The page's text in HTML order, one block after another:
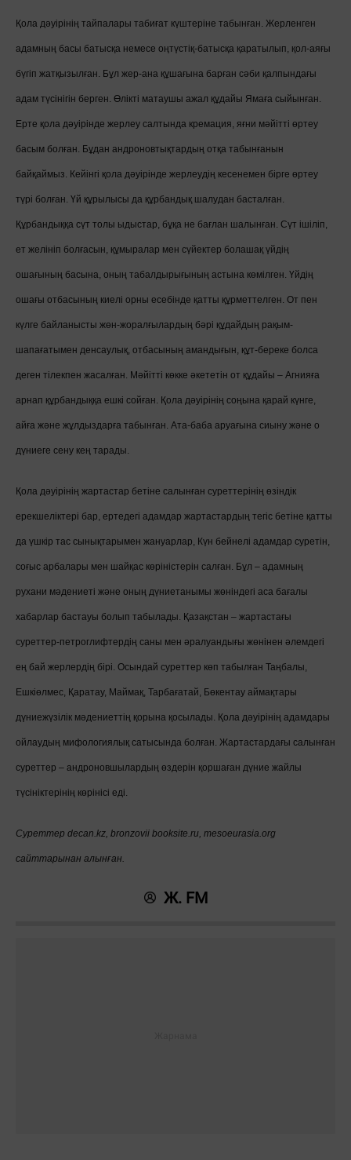
Қола дәуірінің тайпалары табиғат күштеріне табынған. Жерленген
адамның басы батысқа немесе оңтүстіқ-батысқа қаратылып, қол-аяғы
бүгіп жатқызылған. Бұл жер-ана құшағына барған сәби қалпындағы
адам түсінігін берген. Өлікті матаушы ажал құдайы Ямаға сыйынған.
Ерте қола дәуірінде жерлеу салтында кремация, яғни мәйітті өртеу
басым болған. Бұдан андроновтықтардың отқа табынғанын
байқаймыз. Кейінгі қола дәуірінде жерлеудің кесенемен бірге өртеу
түрі болған. Үй құрылысы да құрбандық шалудан басталған.
Құрбандыққа сүт толы ыдыстар, бұқа не бағлан шалынған. Сүт ішіліп,
ет желініп болғасын, құмыралар мен сүйектер болашақ үйдің
ошағының басына, оның табалдырығының астына көмілген. Үйдің
ошағы отбасының киелі орны есебінде қатты құрметтелген. От пен
күлге байланысты жөн-жоралғылардың бәрі құдайдың рақым-
шапағатымен денсаулық, отбасының амандығын, құт-береке болса
деген тілекпен жасалған. Мәйітті көкке әкететін от құдайы – Агнияға
арнап құрбандыққа ешкі сойған. Қола дәуірінің соңына қарай күнге,
айға және жұлдыздарға табынған. Ата-баба аруағына сиыну және о
дүниеге сену кең тарады.
Қола дәуірінің жартастар бетіне салынған суреттерінің өзіндік
ерекшеліктері бар, ертедегі адамдар жартастардың тегіс бетіне қатты
да үшкір тас сынықтарымен жануарлар, Күн бейнелі адамдар суретін,
соғыс арбалары мен шайқас көріністерін салған. Бұл – адамның
рухани мәдениеті және оның дүниетанымы жөніндегі аса бағалы
хабарлар бастауы болып табылады. Қазақстан – жартастағы
суреттер-петроглифтердің саны мен әралуандығы жөнінен әлемдегі
ең бай жерлердің бірі. Осындай суреттер көп табылған Таңбалы,
Ешкіөлмес, Қаратау, Маймақ, Тарбағатай, Бөкентау аймақтары
дүниежүзілік мәдениеттің қорына қосылады. Қола дәуірінің адамдары
ойлаудың мифологиялық сатысында болған. Жартастардағы салынған
суреттер – андроновшылардың өздерін қоршаған дүние жайлы
түсініктерінің көрінісі еді.
Суреттер decan.kz, bronzovii booksite.ru, mesoeurasia.org
сайттарынан алынған.
Ж. FM